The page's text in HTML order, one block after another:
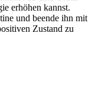
erhöhen kannst.
und beende ihn mit
Zustand zu